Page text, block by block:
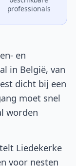
professionals
en
in België, van
dicht bij een
moet snel
worden
Liedekerke
voor nesten